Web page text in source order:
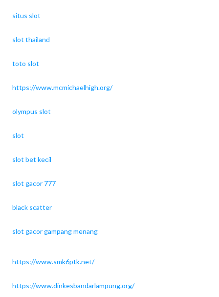
situs slot
slot thailand
toto slot
https://www.mcmichaelhigh.org/
olympus slot
slot
slot bet kecil
slot gacor 777
black scatter
slot gacor gampang menang
https://www.smk6ptk.net/
https://www.dinkesbandarlampung.org/